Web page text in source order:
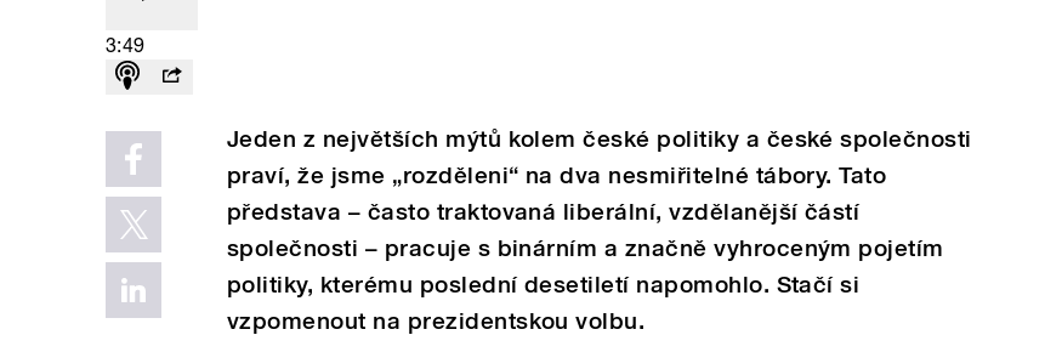
3:49
Jeden z největších mýtů kolem české politiky a české společnosti
praví, že jsme „rozděleni“ na dva nesmiřitelné tábory. Tato
představa – často traktovaná liberální, vzdělanější částí
společnosti – pracuje s binárním a značně vyhroceným pojetím
politiky, kterému poslední desetiletí napomohlo. Stačí si
vzpomenout na prezidentskou volbu.